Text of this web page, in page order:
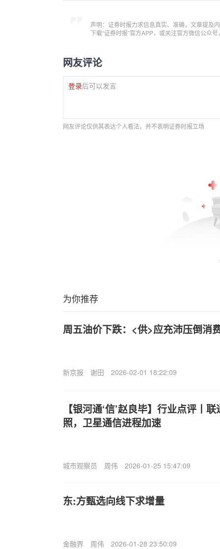
声明：证券时报力求信息真实、准确，文章提及
下载“证券时报”官方APP，或关注官方微信公众
网友评论
登录后可以发言
网友评论仅供其表达个人看法，并不表明证券时报立场
为你推荐
周五油价下跌：<供>应充沛压倒消
新京报 谢田 2026-02-01 18:22:09
【银河通‘信’赵良毕】行业点评丨
照，卫星通信进程加速
城市观察员 周伟 2026-01-25 15:47:09
东:方甄选向线下求增量
金融界 周伟 2026-01-28 23:50:09